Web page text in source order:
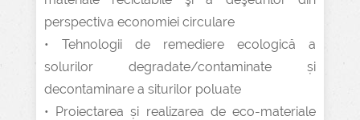
perspectiva economiei circulare
• Tehnologii de remediere ecologică a
solurilor degradate/contaminate și
decontaminare a siturilor poluate
• Proiectarea și realizarea de eco-materiale